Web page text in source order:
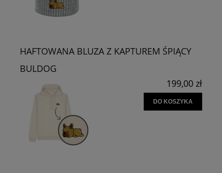
HAFTOWANA BLUZA Z KAPTUREM ŚPIĄCY
BULDOG
199,00 zł
DO KOSZYKA